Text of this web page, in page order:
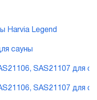
Harvia Legend
сауны
SAS21107 для
SAS21107 для